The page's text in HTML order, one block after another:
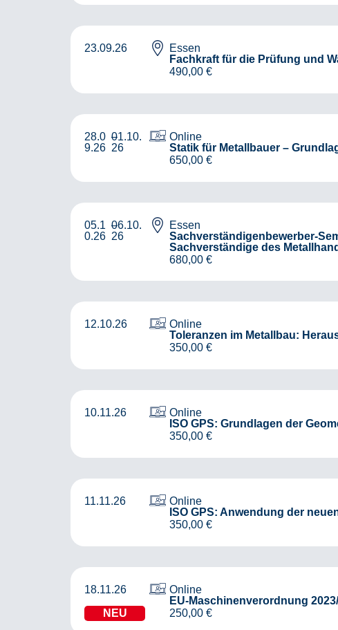
23.09.26
Essen
Fachkraft für die Prüfung und
490,00 €
28.0
9.26
–
01.10.
26
Online
Statik für Metallbauer –
650,00 €
05.1
0.26
–
06.10.
26
Essen
Sachverständigenbewerber-
Sachverständige des
680,00 €
12.10.26
Online
Toleranzen im Metallbau:
350,00 €
10.11.26
Online
ISO GPS: Grundlagen der
350,00 €
11.11.26
Online
ISO GPS: Anwendung der
350,00 €
18.11.26
NEU
Online
EU-Maschinenverordnung
250,00 €